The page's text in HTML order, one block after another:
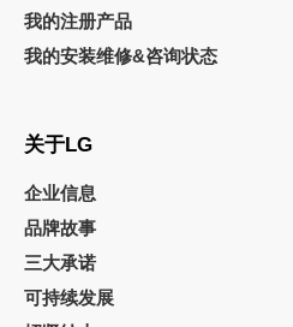
我的注册产品
我的安装维修&咨询状态
关于LG
企业信息
品牌故事
三大承诺
可持续发展